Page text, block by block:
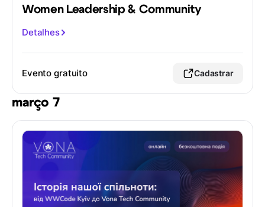
Women Leadership & Community
Detalhes
Evento gratuito Cadastrar
março 7